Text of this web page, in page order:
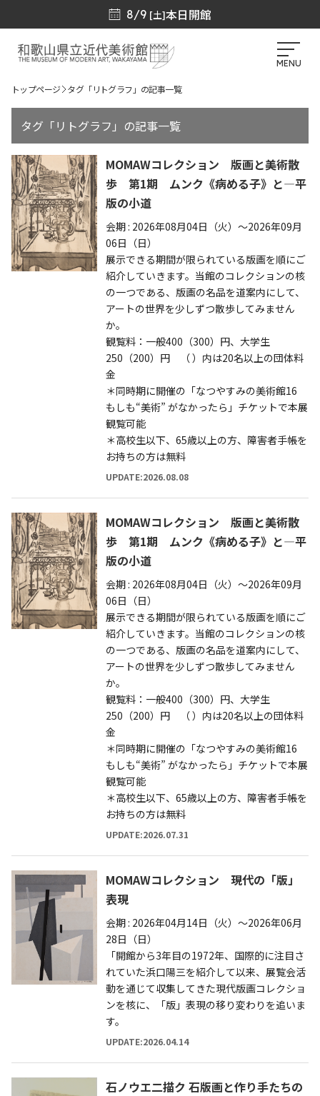
8/9 [土]本日開館
MENU
トップページ タグ「リトグラフ」の記事一覧
タグ「リトグラフ」の記事一覧
MOMAWコレクション 版画と美術散
歩 第1期 ムンク《病める子》と—平
版の小道
会期 : 2026年08月04日（火）～2026年09月
06日（日）
展示できる期間が限られている版画を順にご
紹介していきます。当館のコレクションの核
の一つである、版画の名品を道案内にして、
アートの世界を少しずつ散歩してみません
か。
観覧料：一般400（300）円、大学生
250（200）円 （ ）内は20名以上の団体料
金
＊同時期に開催の「なつやすみの美術館16
もしも“美術” がなかったら」チケットで本展
観覧可能
＊高校生以下、65歳以上の方、障害者手帳を
お持ちの方は無料
UPDATE:2026.08.08
MOMAWコレクション 版画と美術散
歩 第1期 ムンク《病める子》と—平
版の小道
会期 : 2026年08月04日（火）～2026年09月
06日（日）
展示できる期間が限られている版画を順にご
紹介していきます。当館のコレクションの核
の一つである、版画の名品を道案内にして、
アートの世界を少しずつ散歩してみません
か。
観覧料：一般400（300）円、大学生
250（200）円 （ ）内は20名以上の団体料
金
＊同時期に開催の「なつやすみの美術館16
もしも“美術” がなかったら」チケットで本展
観覧可能
＊高校生以下、65歳以上の方、障害者手帳を
お持ちの方は無料
UPDATE:2026.07.31
MOMAWコレクション 現代の「版」
表現
会期 : 2026年04月14日（火）～2026年06月
28日（日）
「開館から3年目の1972年、国際的に注目さ
れていた浜口陽三を紹介して以来、展覧会活
動を通じて収集してきた現代版画コレクショ
ンを核に、「版」表現の移り変わりを追いま
す。
UPDATE:2026.04.14
石ノウエ二描ク 石版画と作り手たちの